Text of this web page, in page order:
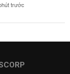
trước